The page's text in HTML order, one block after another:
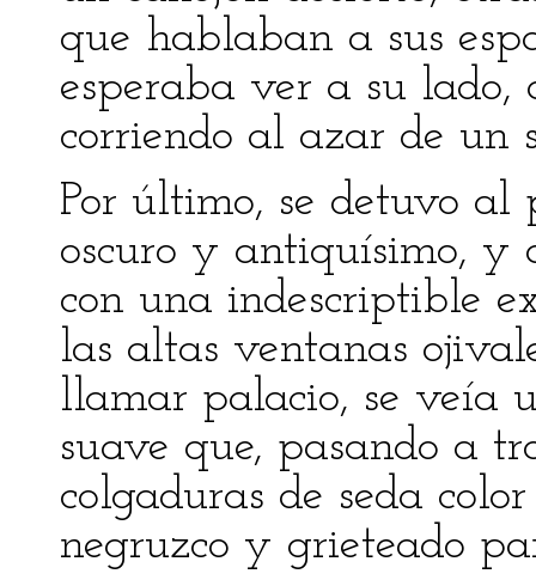
que hablaban a sus
esperaba ver a su lado,
corriendo al azar de un
Por último, se detuvo al
oscuro y antiquísimo, y
con una indescriptible
las altas ventanas
llamar palacio, se veía
suave que, pasando a
colgaduras de seda
negruzco y grieteado